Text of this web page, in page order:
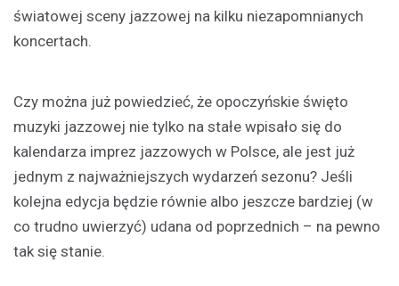
światowej sceny jazzowej na kilku niezapomnianych
koncertach.
Czy można już powiedzieć, że opoczyńskie święto
muzyki jazzowej nie tylko na stałe wpisało się do
kalendarza imprez jazzowych w Polsce, ale jest już
jednym z najważniejszych wydarzeń sezonu? Jeśli
kolejna edycja będzie równie albo jeszcze bardziej (w
co trudno uwierzyć) udana od poprzednich – na pewno
tak się stanie.